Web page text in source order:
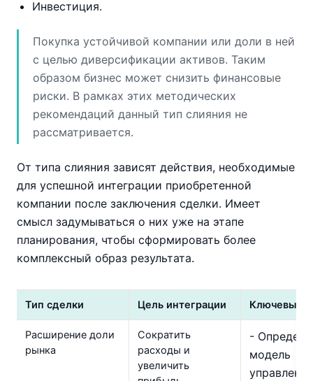
Инвестиция.
Покупка устойчивой компании или доли в ней
с целью диверсификации активов. Таким
образом бизнес может снизить финансовые
риски. В рамках этих методических
рекомендаций данный тип слияния не
рассматривается.
От типа слияния зависят действия, необходимые
для успешной интеграции приобретенной
компании после заключения сделки. Имеет
смысл задумываться о них уже на этапе
планирования, чтобы сформировать более
комплексный образ результата.
Тип сделки Цель интеграции Ключевые
Расширение доли
рынка
Сократить
расходы и
увеличить
-
модель